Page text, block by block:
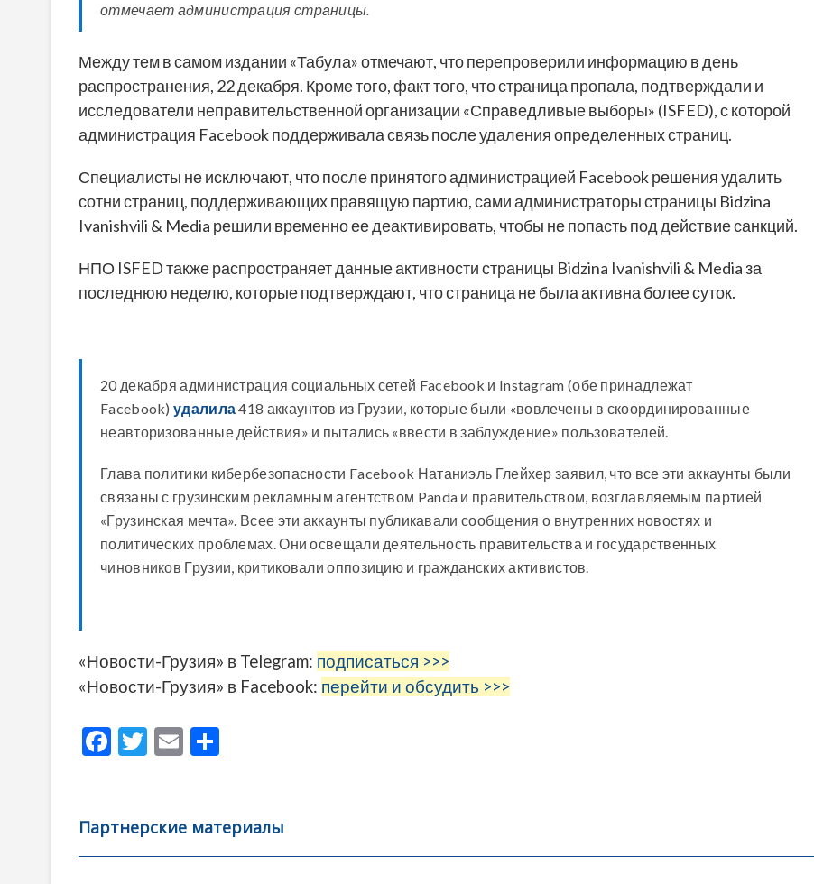
отмечает администрация страницы.
Между тем в самом издании «Табула» отмечают, что перепроверили информацию в день
распространения, 22 декабря. Кроме того, факт того, что страница пропала, подтверждали и
исследователи неправительственной организации «Справедливые выборы» (ISFED), с которой
администрация Facebook поддерживала связь после удаления определенных страниц.
Специалисты не исключают, что после принятого администрацией Facebook решения удалить
сотни страниц, поддерживающих правящую партию, сами администраторы страницы Bidzina
Ivanishvili & Media решили временно ее деактивировать, чтобы не попасть под действие санкций.
НПО ISFED также распространяет данные активности страницы Bidzina Ivanishvili & Media за
последнюю неделю, которые подтверждают, что страница не была активна более суток.
20 декабря администрация социальных сетей Facebook и Instagram (обе принадлежат
Facebook) удалила418 аккаунтов из Грузии, которые были «вовлечены в скоординированные
неавторизованные действия» и пытались «ввести в заблуждение» пользователей.
Глава политики кибербезопасности Facebook Натаниэль Глейхер заявил, что все эти аккаунты были
связаны с грузинским рекламным агентством Panda и правительством, возглавляемым партией
«Грузинская мечта». Всее эти аккаунты публикавали сообщения о внутренних новостях и
политических проблемах. Они освещали деятельность правительства и государственных
чиновников Грузии, критиковали оппозицию и гражданских активистов.
«Новости-Грузия» в Telegram: подписаться >>>
«Новости-Грузия» в Facebook: перейти и обсудить >>>
F
b
o
T
er
E
l
а
в
Партнерские материалы